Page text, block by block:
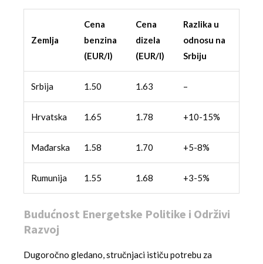
Zemlja
Cena
benzina
(EUR/l)
Cena
dizela
(EUR/l)
Razlika u
odnosu na
Srbiju
Srbija 1.50 1.63 –
Hrvatska 1.65 1.78 +10-15%
Mađarska 1.58 1.70 +5-8%
Rumunija 1.55 1.68 +3-5%
Budućnost Energetske Politike i Održivi
Razvoj
Dugoročno gledano, stručnjaci ističu potrebu za